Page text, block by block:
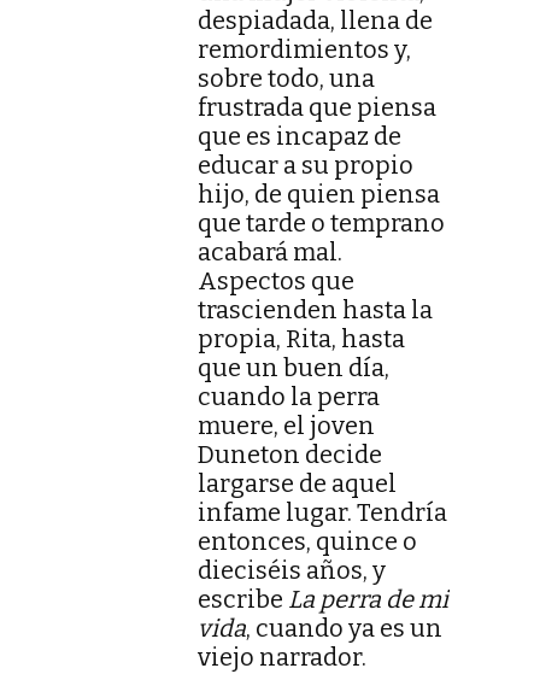
despiadada, llena de
remordimientos y,
sobre todo, una
frustrada que piensa
que es incapaz de
educar a su propio
hijo, de quien piensa
que tarde o temprano
acabará mal.
Aspectos que
trascienden hasta la
propia, Rita, hasta
que un buen día,
cuando la perra
muere, el joven
Duneton decide
largarse de aquel
infame lugar. Tendría
entonces, quince o
dieciséis años, y
escribe La perra de mi
vida, cuando ya es un
viejo narrador.